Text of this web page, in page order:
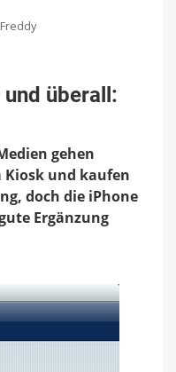
Freddy
überall:
gehen
Kiosk und kaufen
doch die iPhone
Ergänzung